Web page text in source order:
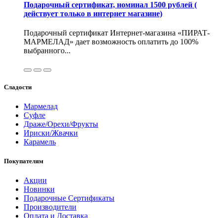
Подарочный сертификат, номинал 1500 рублей (
действует только в интернет магазине)
Подарочный сертификат Интернет-магазина «ПИРАТ-
МАРМЕЛАД» дает возможность оплатить до 100%
выбранного...
Сладости
Мармелад
Суфле
Драже/Орехи/Фрукты
Ириски/Жвачки
Карамель
Покупателям
Акции
Новинки
Подарочные Сертификаты
Производители
Оплата и Доставка